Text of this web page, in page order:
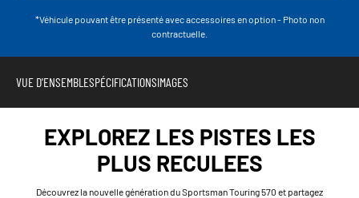
*Véhicule pouvant être présenté avec accessoires en option - Photo non
contractuelle.
VUE D'ENSEMBLESPÉCIFICATIONSIMAGES
EXPLOREZ LES PISTES LES
PLUS RECULEES
Découvrez la nouvelle génération du Sportsman Touring 570 et partagez